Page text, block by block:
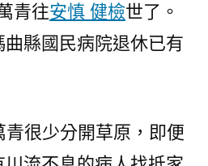
檢
“如
再
赴
青往安慎 健檢世了。
縣國民病院退休已有
青很少分開草原，即便